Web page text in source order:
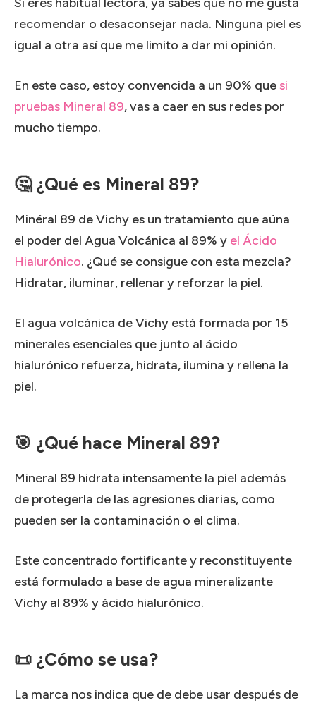
recomendar o desaconsejar nada. Ninguna piel es
igual a otra así que me limito a dar mi opinión.
En este caso, estoy convencida a un 90% que si
pruebas Mineral 89, vas a caer en sus redes por
mucho tiempo.
🤔 ¿Qué es Mineral 89?
Minéral 89 de Vichy es un tratamiento que aúna
el poder del Agua Volcánica al 89% y el Ácido
Hialurónico. ¿Qué se consigue con esta mezcla?
Hidratar, iluminar, rellenar y reforzar la piel.
El agua volcánica de Vichy está formada por 15
minerales esenciales que junto al ácido
hialurónico refuerza, hidrata, ilumina y rellena la
piel.
🎯 ¿Qué hace Mineral 89?
Mineral 89 hidrata intensamente la piel además
de protegerla de las agresiones diarias, como
pueden ser la contaminación o el clima.
Este concentrado fortificante y reconstituyente
está formulado a base de agua mineralizante
Vichy al 89% y ácido hialurónico.
📜 ¿Cómo se usa?
La marca nos indica que de debe usar después de